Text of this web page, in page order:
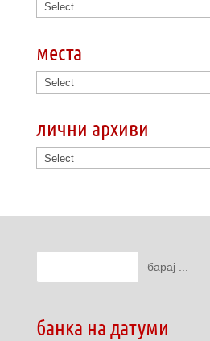
места
лични архиви
банка на датуми